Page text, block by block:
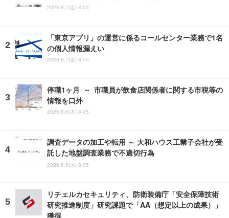
2026.8.7(金) 8:05
「東京アプリ」の運営に係るコールセンター業務で1名
の個人情報漏えい
2026.8.7(金) 8:05
停職1ヶ月 ～ 市職員が飲食店関係者に関する市税等の
情報を口外
2026.8.6(木) 8:05
調査データの加工や転用 ～ 大和ハウス工業子会社が受
託した地盤調査業務で不適切行為
2026.8.5(水) 8:05
リチェルカセキュリティ、防衛装備庁「安全保障技術
研究推進制度」研究課題で「AA（想定以上の成果）」
獲得